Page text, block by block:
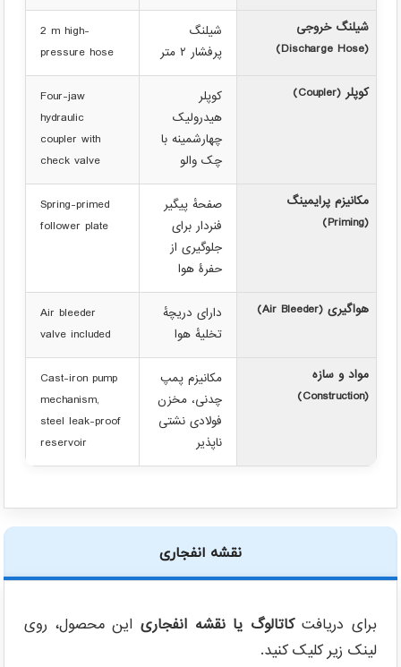
شیلنگ خروجی
(Discharge Hose)
شیلنگ
پرفشار ‎۲ متر
2 m high-
pressure hose
کوپلر (Coupler)
کوپلر
هیدرولیک
چهارشمینه با
چک والو
Four-jaw
hydraulic
coupler with
check valve
مکانیزم پرایمینگ
(Priming)
صفحهٔ پیگیر
فنردار برای
جلوگیری از
حفرهٔ هوا
Spring-primed
follower plate
هواگیری (Air Bleeder)
دارای دریچهٔ
تخلیهٔ هوا
Air bleeder
valve included
مواد و سازه
(Construction)
مکانیزم پمپ
چدنی، مخزن
فولادی نشتی
ناپذیر
Cast-iron pump
mechanism,
steel leak-proof
reservoir
نقشه انفجاری
برای دریافتکاتالوگ یا نقشه انفجاری این محصول، روی
لینک زیر کلیک کنید.